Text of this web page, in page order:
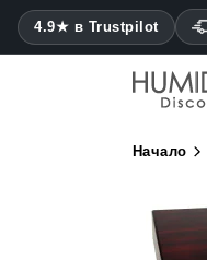
4.9★ в Trustpilot
Начало